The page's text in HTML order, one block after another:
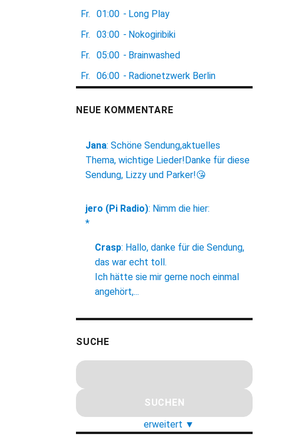
Fr.
01:00 - Long Play
Fr.
03:00 - Nokogiribiki
Fr.
05:00 - Brainwashed
Fr.
06:00 - Radionetzwerk Berlin
NEUE KOMMENTARE
Jana: Schöne Sendung,aktuelles
Thema, wichtige Lieder!Danke für diese
Sendung, Lizzy und Parker!😘
jero (Pi Radio): Nimm die hier:
*
Crasp: Hallo, danke für die Sendung,
das war echt toll.
Ich hätte sie mir gerne noch einmal
angehört,...
SUCHE
erweitert ▼